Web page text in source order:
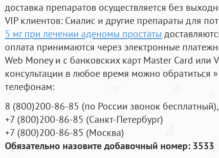
доставка препаратов осуществляется без
VIP клиентов: Сиалис и другие препараты для
5 мг при лечении аденомы простаты
оплата принимаются через электронные
Web Money и с банковских карт Master Card или
консультации в любое время можно обратиться
телефонам:
8 (800)200-86-85 (по России звонок бесплатный),
+7 (800)200-86-85 (Санкт-Петербург)
+7 (800)200-86-85 (Москва)
Обязательно назовите добавочный номер: 3533